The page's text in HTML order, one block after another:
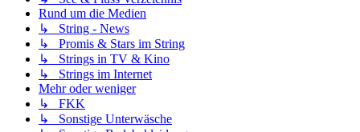
Rund um die Medien
↳ String - News
↳ Promis & Stars im String
↳ Strings in TV & Kino
↳ Strings im Internet
Mehr oder weniger
↳ FKK
↳ Sonstige Unterwäsche